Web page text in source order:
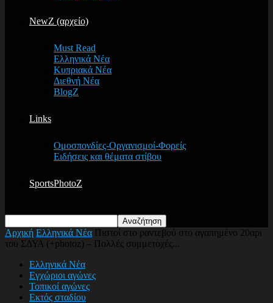
NewZ (αρχείο)
Must Read
Ελληνικά Νέα
Κυπριακά Νέα
Διεθνή Νέα
BlogZ
Links
Ομοσπονδίες-Οργανισμοί-Φορείς
Ειδήσεις και θέματα στίβου
SportsPhotoZ
Αρχική Ελληνικά Νέα Πιστοί στο ραντεβού στο αγαπημένο 20αρι
του ΣΔΥΑ (+photoz) – Πολλές συμμετοχές...
Ελληνικά Νέα
Εγχώριοι αγώνες
Τοπικοί αγώνες
Εκτός σταδίου